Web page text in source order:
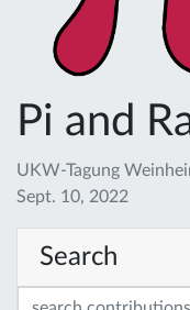
Pi and
UKW-Tagung
Sept. 10, 2022
Search